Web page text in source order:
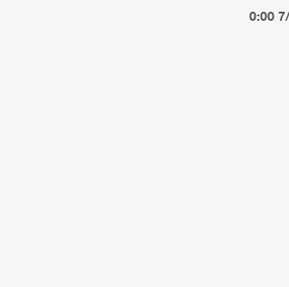
7/